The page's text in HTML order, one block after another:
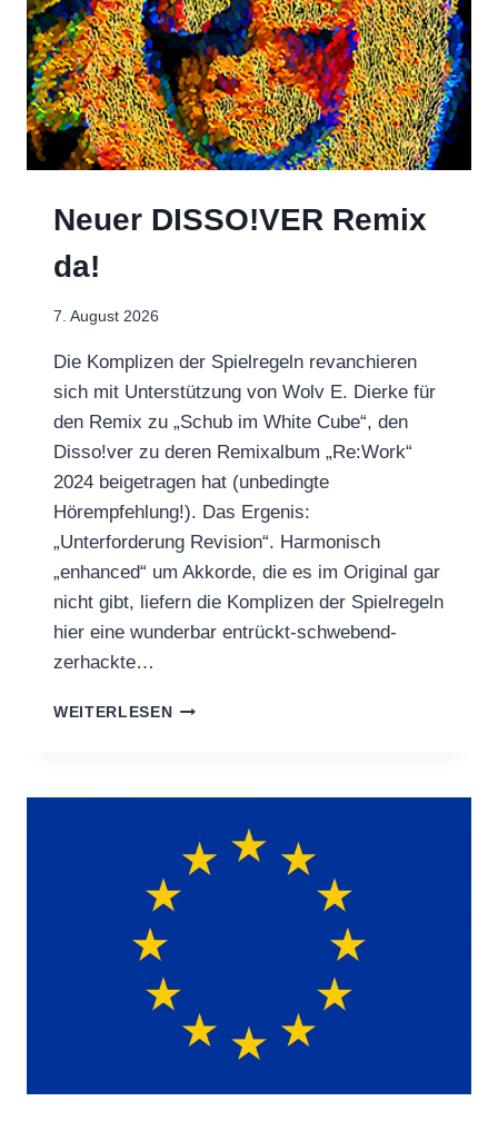
Neuer DISSO!VER Remix
da!
7. August 2026
Die Komplizen der Spielregeln revanchieren
sich mit Unterstützung von Wolv E. Dierke für
den Remix zu „Schub im White Cube“, den
Disso!ver zu deren Remixalbum „Re:Work“
2024 beigetragen hat (unbedingte
Hörempfehlung!). Das Ergenis:
„Unterforderung Revision“. Harmonisch
„enhanced“ um Akkorde, die es im Original gar
nicht gibt, liefern die Komplizen der Spielregeln
hier eine wunderbar entrückt-schwebend-
zerhackte…
WEITERLESENNEUER